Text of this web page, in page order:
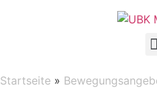
Startseite »